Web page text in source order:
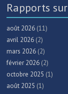
Rapports
août 2026 (11)
avril 2026 (2)
mars 2026 (2)
février 2026 (2)
octobre 2025 (1)
août 2025 (1)